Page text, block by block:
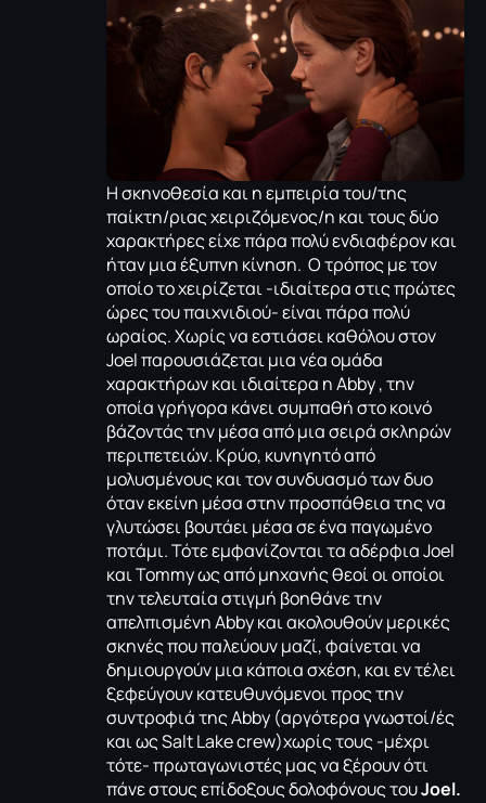
Η σκηνοθεσία και η εμπειρία του/της
παίκτη/ριας χειριζόμενος/η και τους δύο
χαρακτήρες είχε πάρα πολύ ενδιαφέρον και
ήταν μια έξυπνη κίνηση. Ο τρόπος με τον
οποίο το χειρίζεται -ιδιαίτερα στις πρώτες
ώρες του παιχνιδιού- είναι πάρα πολύ
ωραίος. Χωρίς να εστιάσει καθόλου στον
Joel παρουσιάζεται μια νέα ομάδα
χαρακτήρων και ιδιαίτερα η Abby , την
οποία γρήγορα κάνει συμπαθή στο κοινό
βάζοντάς την μέσα από μια σειρά σκληρών
περιπετειών. Κρύο, κυνηγητό από
μολυσμένους και τον συνδυασμό των δυο
όταν εκείνη μέσα στην προσπάθεια της να
γλυτώσει βουτάει μέσα σε ένα παγωμένο
ποτάμι. Τότε εμφανίζονται τα αδέρφια Joel
και Tommy ως από μηχανής θεοί οι οποίοι
την τελευταία στιγμή βοηθάνε την
απελπισμένη Abby και ακολουθούν μερικές
σκηνές που παλεύουν μαζί, φαίνεται να
δημιουργούν μια κάποια σχέση, και εν τέλει
ξεφεύγουν κατευθυνόμενοι προς την
συντροφιά της Abby (αργότερα γνωστοί/ές
και ως Salt Lake crew)χωρίς τους -μέχρι
τότε- πρωταγωνιστές μας να ξέρουν ότι
πάνε στους επίδοξους δολοφόνους τουJoel.